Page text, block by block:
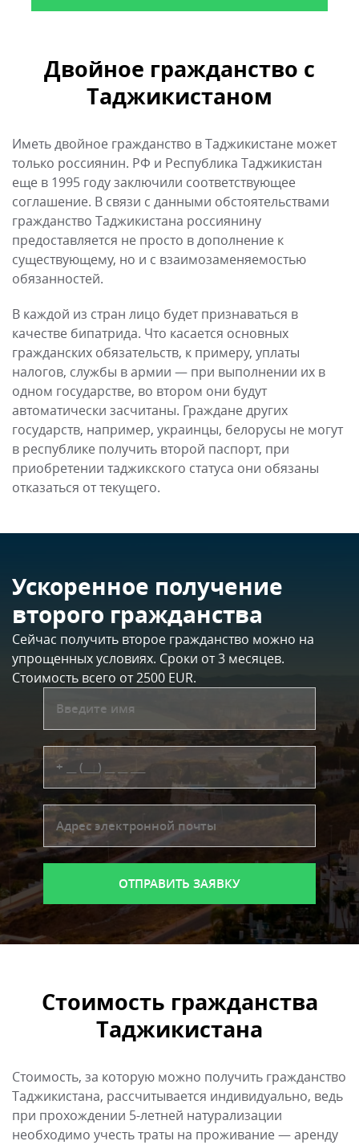
Двойное гражданство с
Таджикистаном
Иметь двойное гражданство в Таджикистане может
только россиянин. РФ и Республика Таджикистан
еще в 1995 году заключили соответствующее
соглашение. В связи с данными обстоятельствами
гражданство Таджикистана россиянину
предоставляется не просто в дополнение к
существующему, но и с взаимозаменяемостью
обязанностей.
В каждой из стран лицо будет признаваться в
качестве бипатрида. Что касается основных
гражданских обязательств, к примеру, уплаты
налогов, службы в армии — при выполнении их в
одном государстве, во втором они будут
автоматически засчитаны. Граждане других
государств, например, украинцы, белорусы не могут
в республике получить второй паспорт, при
приобретении таджикского статуса они обязаны
отказаться от текущего.
Ускоренное получение
второго гражданства
Сейчас получить второе гражданство можно на
упрощенных условиях. Сроки от 3 месяцев.
Стоимость всего от 2500 EUR.
Стоимость гражданства
Таджикистана
Стоимость, за которую можно получить гражданство
Таджикистана, рассчитывается индивидуально, ведь
при прохождении 5-летней натурализации
необходимо учесть траты на проживание — аренду